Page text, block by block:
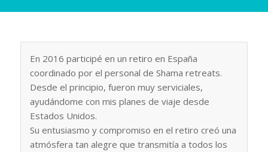
En 2016 participé en un retiro en España
coordinado por el personal de Shama retreats.
Desde el principio, fueron muy serviciales,
ayudándome con mis planes de viaje desde
Estados Unidos.
Su entusiasmo y compromiso en el retiro creó una
atmósfera tan alegre que transmitía a todos los